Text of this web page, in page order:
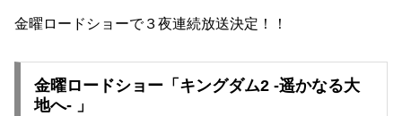
金曜ロードショーで３夜連続放送決定！！
金曜ロードショー「キングダム2 -遥かなる大
地へ- 」